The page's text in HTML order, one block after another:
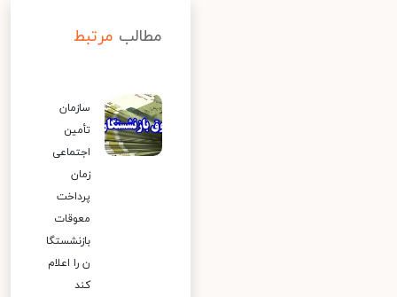
مطالب مرتبط
سازمان
تأمین
اجتماعی
زمان
پرداخت
معوقات
بازنشستگا
ن را اعلام
کند